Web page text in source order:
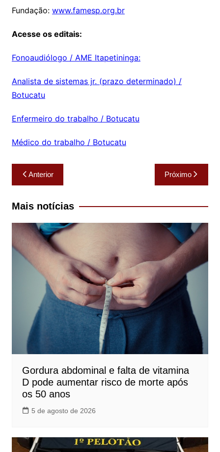
Fundação: www.famesp.org.br
Acesse os editais:
Fonoaudiólogo / AME Itapetininga:
Analista de sistemas jr. (prazo determinado) /
Botucatu
Enfermeiro do trabalho / Botucatu
Médico do trabalho / Botucatu
Navegação
de
Post
Anterior Próximo
Mais notícias
Gordura abdominal e falta de vitamina
D pode aumentar risco de morte após
os 50 anos
5 de agosto de 2026